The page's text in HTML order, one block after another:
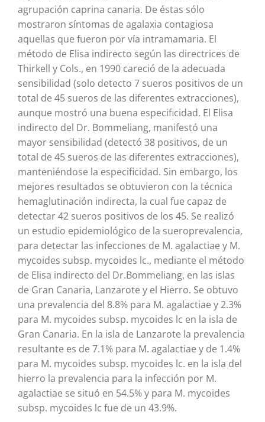
agrupación caprina canaria. De éstas sólo
mostraron síntomas de agalaxia contagiosa
aquellas que fueron por vía intramamaria. El
método de Elisa indirecto según las directrices de
Thirkell y Cols., en 1990 careció de la adecuada
sensibilidad (solo detecto 7 sueros positivos de un
total de 45 sueros de las diferentes extracciones),
aunque mostró una buena especificidad. El Elisa
indirecto del Dr. Bommeliang, manifestó una
mayor sensibilidad (detectó 38 positivos, de un
total de 45 sueros de las diferentes extracciones),
manteniéndose la especificidad. Sin embargo, los
mejores resultados se obtuvieron con la técnica
hemaglutinación indirecta, la cual fue capaz de
detectar 42 sueros positivos de los 45. Se realizó
un estudio epidemiológico de la sueroprevalencia,
para detectar las infecciones de M. agalactiae y M.
mycoides subsp. mycoides lc., mediante el método
de Elisa indirecto del Dr.Bommeliang, en las islas
de Gran Canaria, Lanzarote y el Hierro. Se obtuvo
una prevalencia del 8.8% para M. agalactiae y 2.3%
para M. mycoides subsp. mycoides lc en la isla de
Gran Canaria. En la isla de Lanzarote la prevalencia
resultante es de 7.1% para M. agalactiae y de 1.4%
para M. mycoides subsp. mycoides lc. en la isla del
hierro la prevalencia para la infección por M.
agalactiae se situó en 54.5% y para M. mycoides
subsp. mycoides lc fue de un 43.9%.